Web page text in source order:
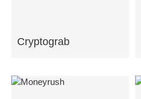
Cryptograb